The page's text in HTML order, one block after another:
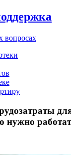
вопросах
нужно